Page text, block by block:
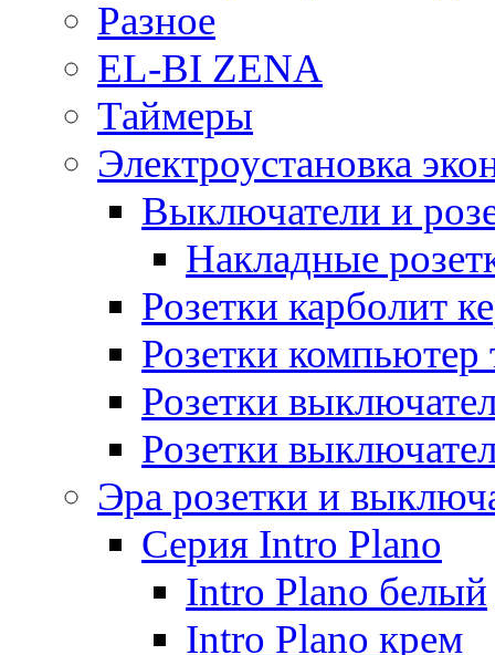
Разное
EL-BI ZENA
Таймеры
Электроустановка
Выключатели и
Накладные
Розетки карболит
Розетки компьютер
Розетки
Розетки
Эра розетки и
Серия Intro Plano
Intro Plano белый
Intro Plano крем